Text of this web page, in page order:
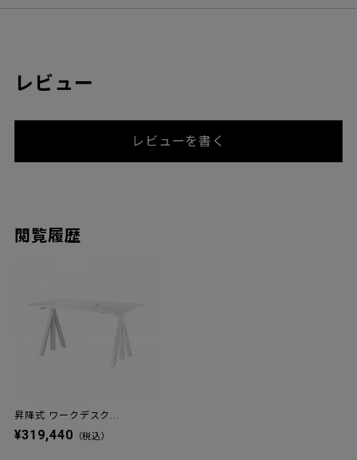
レビュー
レビューを書く
閲覧履歴
昇降式 ワークデスク...
¥319,440 （税込）